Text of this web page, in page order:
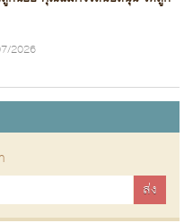
2026